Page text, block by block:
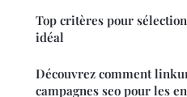
Top critères pour
idéal
Découvrez comment
campagnes seo pour les